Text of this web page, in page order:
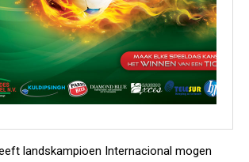
landskampioen Internacional mogen